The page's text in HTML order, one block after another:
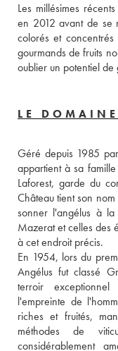
Les millésimes
en 2012 avant de se
colorés et
gourmands de fruits
oublier un potentiel
LE
Géré depuis 1985
appartient à sa
Laforest, garde du
Château tient son
sonner l'angélus à
Mazerat et celles des
à cet endroit précis.
En 1954, lors du
Angélus fut classé
terroir
l'empreinte de
riches et fruités,
méthodes de
considérablement